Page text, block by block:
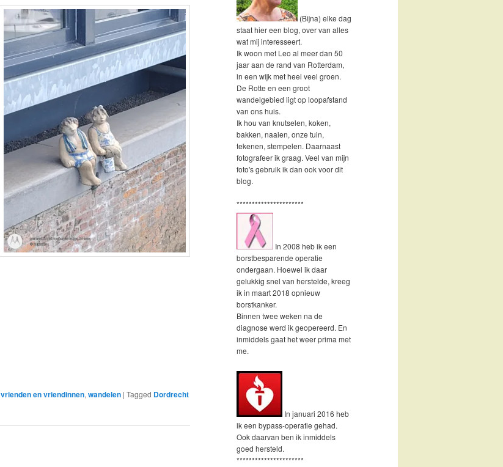
vrienden en vriendinnen, wandelen | Tagged Dordrecht
(Bijna) elke dag
staat hier een blog, over van alles
wat mij interesseert.
Ik woon met Leo al meer dan 50
jaar aan de rand van Rotterdam,
in een wijk met heel veel groen.
De Rotte en een groot
wandelgebied ligt op loopafstand
van ons huis.
Ik hou van knutselen, koken,
bakken, naaien, onze tuin,
tekenen, stempelen. Daarnaast
fotografeer ik graag. Veel van mijn
foto's gebruik ik dan ook voor dit
blog.
**********************
In 2008 heb ik een
borstbesparende operatie
ondergaan. Hoewel ik daar
gelukkig snel van herstelde, kreeg
ik in maart 2018 opnieuw
borstkanker.
Binnen twee weken na de
diagnose werd ik geopereerd. En
inmiddels gaat het weer prima met
me.
In januari 2016 heb
ik een bypass-operatie gehad.
Ook daarvan ben ik inmiddels
goed hersteld.
**********************